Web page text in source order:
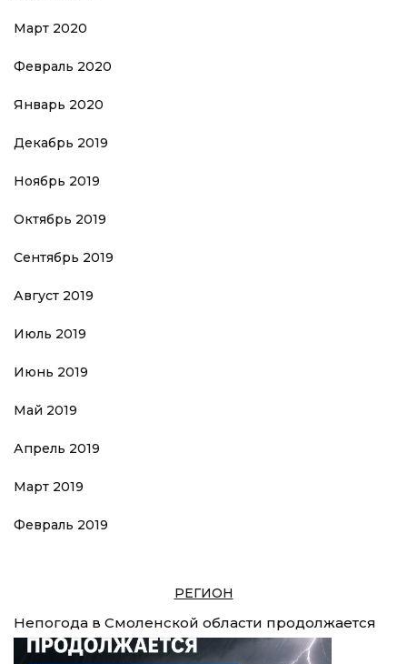
Март 2020
Февраль 2020
Январь 2020
Декабрь 2019
Ноябрь 2019
Октябрь 2019
Сентябрь 2019
Август 2019
Июль 2019
Июнь 2019
Май 2019
Апрель 2019
Март 2019
Февраль 2019
РЕГИОН
Непогода в Смоленской области продолжается